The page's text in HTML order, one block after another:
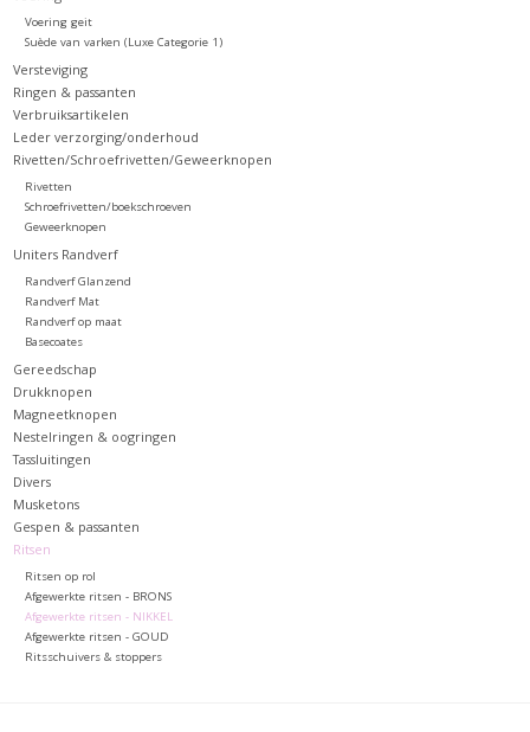
Voering geit
Suède van varken (Luxe Categorie 1)
Versteviging
Ringen & passanten
Verbruiksartikelen
Leder verzorging/onderhoud
Rivetten/Schroefrivetten/Geweerknopen
Rivetten
Schroefrivetten/boekschroeven
Geweerknopen
Uniters Randverf
Randverf Glanzend
Randverf Mat
Randverf op maat
Basecoates
Gereedschap
Drukknopen
Magneetknopen
Nestelringen & oogringen
Tassluitingen
Divers
Musketons
Gespen & passanten
Ritsen
Ritsen op rol
Afgewerkte ritsen - BRONS
Afgewerkte ritsen - NIKKEL
Afgewerkte ritsen - GOUD
Ritsschuivers & stoppers